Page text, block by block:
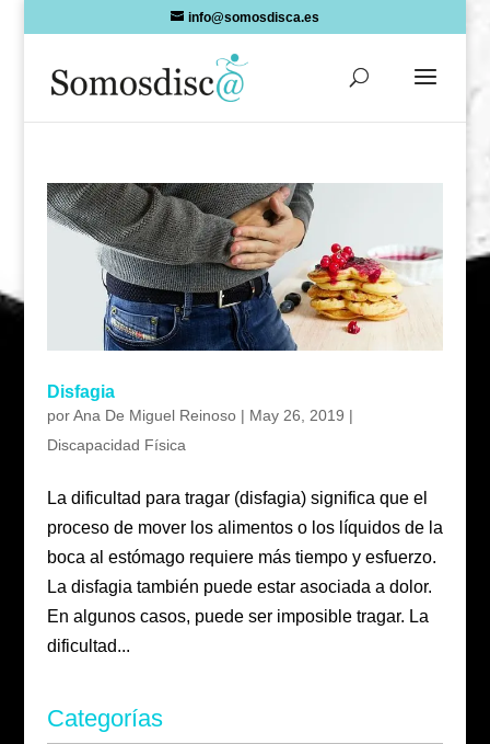
info@somosdisca.es
Disfagia
porAna De Miguel Reinoso| May 26, 2019 |
Discapacidad Física
La dificultad para tragar (disfagia) significa que el
proceso de mover los alimentos o los líquidos de la
boca al estómago requiere más tiempo y esfuerzo.
La disfagia también puede estar asociada a dolor.
En algunos casos, puede ser imposible tragar. La
dificultad...
Categorías